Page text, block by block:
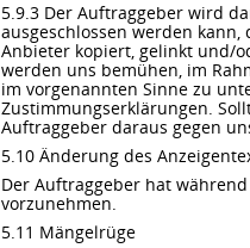
5.9.3 Der Auftraggeber wird
ausgeschlossen werden
Anbieter kopiert, gelinkt und/
werden uns bemühen, im
im vorgenannten Sinne zu
Zustimmungserklärungen.
Auftraggeber daraus gegen
5.10 Änderung des
Der Auftraggeber hat
vorzunehmen.
5.11 Mängelrüge